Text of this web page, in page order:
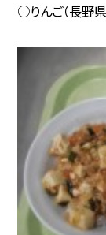
○りんご（長野